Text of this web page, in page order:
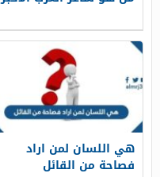
هي اللسان لمن اراد
فصاحة من القائل